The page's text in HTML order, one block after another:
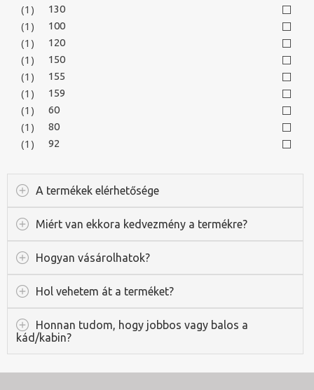
130
(1)
100
(1)
120
(1)
150
(1)
155
(1)
159
(1)
60
(1)
80
(1)
92
(1)
A termékek elérhetősége
Miért van ekkora kedvezmény a termékre?
Hogyan vásárolhatok?
Hol vehetem át a terméket?
Honnan tudom, hogy jobbos vagy balos a
kád/kabin?